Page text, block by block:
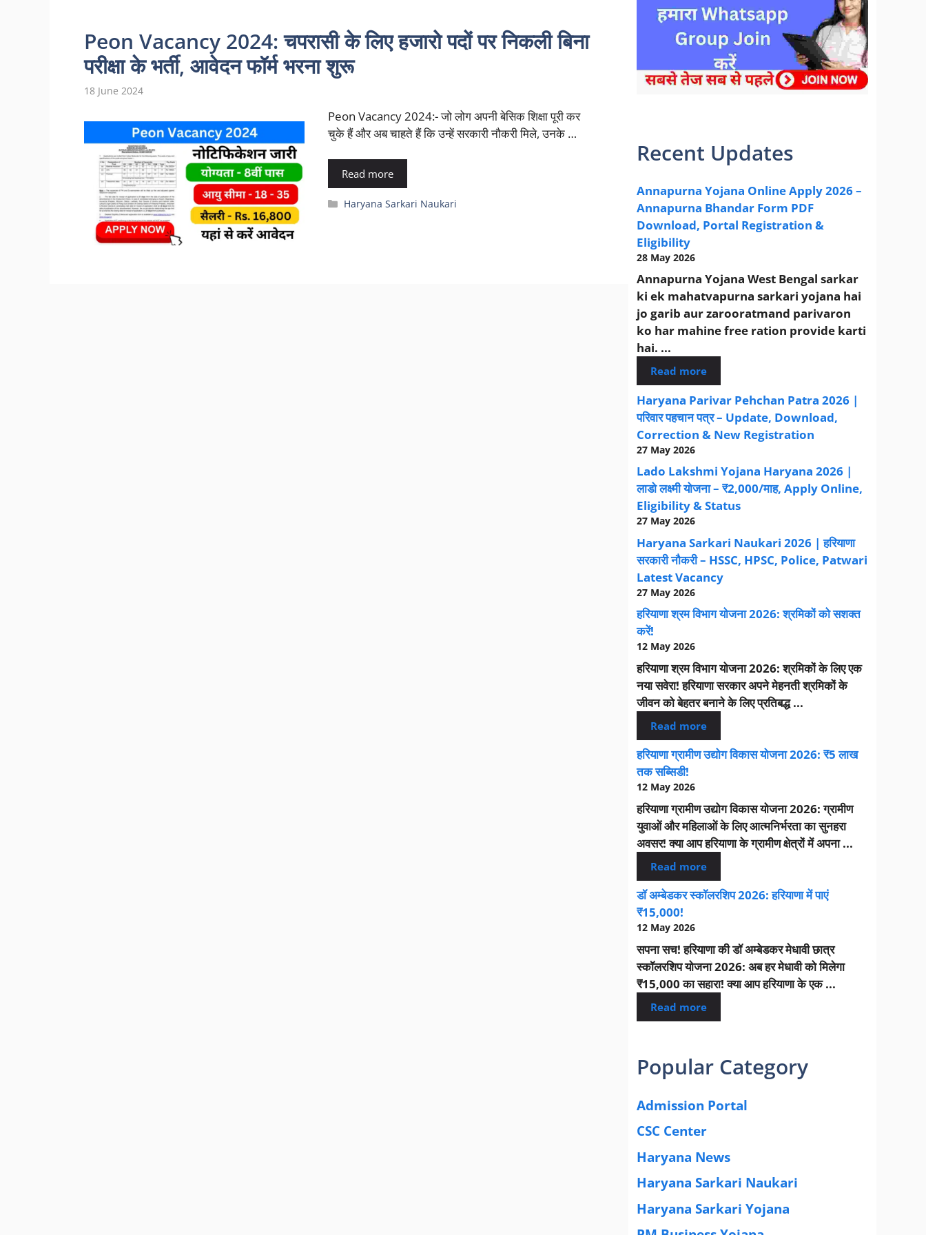
Peon Vacancy 2024: चपरासी के लिए हजारो पदों पर निकली बिना
परीक्षा के भर्ती, आवेदन फॉर्म भरना शुरू
18 June 2024
Peon Vacancy 2024:- जो लोग अपनी बेसिक शिक्षा पूरी कर
चुके हैं और अब चाहते हैं कि उन्हें सरकारी नौकरी मिले, उनके …
Read more
Categories
Haryana Sarkari Naukari
Recent Updates
Annapurna Yojana Online Apply 2026 –
Annapurna Bhandar Form PDF
Download, Portal Registration &
Eligibility
28 May 2026
Annapurna Yojana West Bengal sarkar
ki ek mahatvapurna sarkari yojana hai
jo garib aur zarooratmand parivaron
ko har mahine free ration provide karti
hai. ...
Read more
Haryana Parivar Pehchan Patra 2026 |
परिवार पहचान पत्र – Update, Download,
Correction & New Registration
27 May 2026
Lado Lakshmi Yojana Haryana 2026 |
लाडो लक्ष्मी योजना – ₹2,000/माह, Apply Online,
Eligibility & Status
27 May 2026
Haryana Sarkari Naukari 2026 | हरियाणा
सरकारी नौकरी – HSSC, HPSC, Police, Patwari
Latest Vacancy
27 May 2026
हरियाणा श्रम विभाग योजना 2026: श्रमिकों को सशक्त
करें!
12 May 2026
हरियाणा श्रम विभाग योजना 2026: श्रमिकों के लिए एक
नया सवेरा! हरियाणा सरकार अपने मेहनती श्रमिकों के
जीवन को बेहतर बनाने के लिए प्रतिबद्ध ...
Read more
हरियाणा ग्रामीण उद्योग विकास योजना 2026: ₹5 लाख
तक सब्सिडी!
12 May 2026
हरियाणा ग्रामीण उद्योग विकास योजना 2026: ग्रामीण
युवाओं और महिलाओं के लिए आत्मनिर्भरता का सुनहरा
अवसर! क्या आप हरियाणा के ग्रामीण क्षेत्रों में अपना ...
Read more
डॉ अम्बेडकर स्कॉलरशिप 2026: हरियाणा में पाएं
₹15,000!
12 May 2026
सपना सच! हरियाणा की डॉ अम्बेडकर मेधावी छात्र
स्कॉलरशिप योजना 2026: अब हर मेधावी को मिलेगा
₹15,000 का सहारा! क्या आप हरियाणा के एक ...
Read more
Popular Category
Admission Portal
CSC Center
Haryana News
Haryana Sarkari Naukari
Haryana Sarkari Yojana